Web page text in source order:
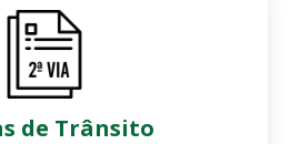
de Trânsito